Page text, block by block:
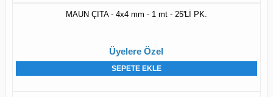
MAUN ÇITA - 4x4 mm - 1 mt - 25'Lİ PK.
Üyelere Özel
SEPETE EKLE